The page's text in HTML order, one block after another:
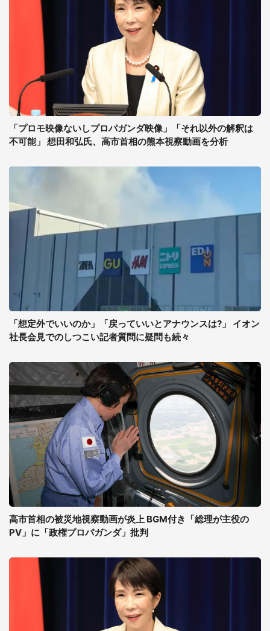
「プロモ映像ないしプロパガンダ映像」「それ以外の解釈は
不可能」 想田和弘氏、高市首相の熊本視察動画を分析
「想定外でいいのか」「戻っていいとアナウンスは?」 イオン
社長会見でのしつこい記者質問に疑問も続々
高市首相の被災地視察動画が炎上 BGM付き「総理が主役の
PV」に「政権プロパガンダ」批判